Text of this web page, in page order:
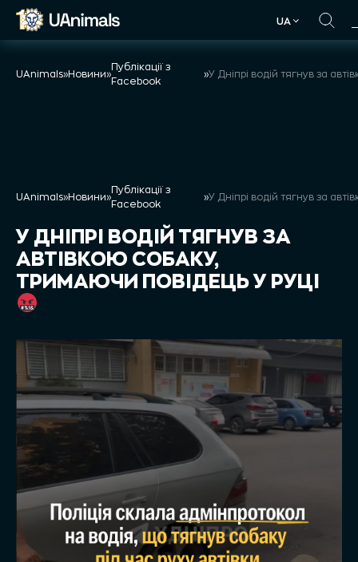
Skip
UA
UAnimals»Новини»
Публікації з
Facebook
»
UAnimals»Новини»
Публікації з
Facebook
»
У ДНІПРІ ВОДІЙ ТЯГНУВ ЗА
АВТІВКОЮ СОБАКУ,
ТРИМАЮЧИ ПОВІДЕЦЬ У РУЦІ